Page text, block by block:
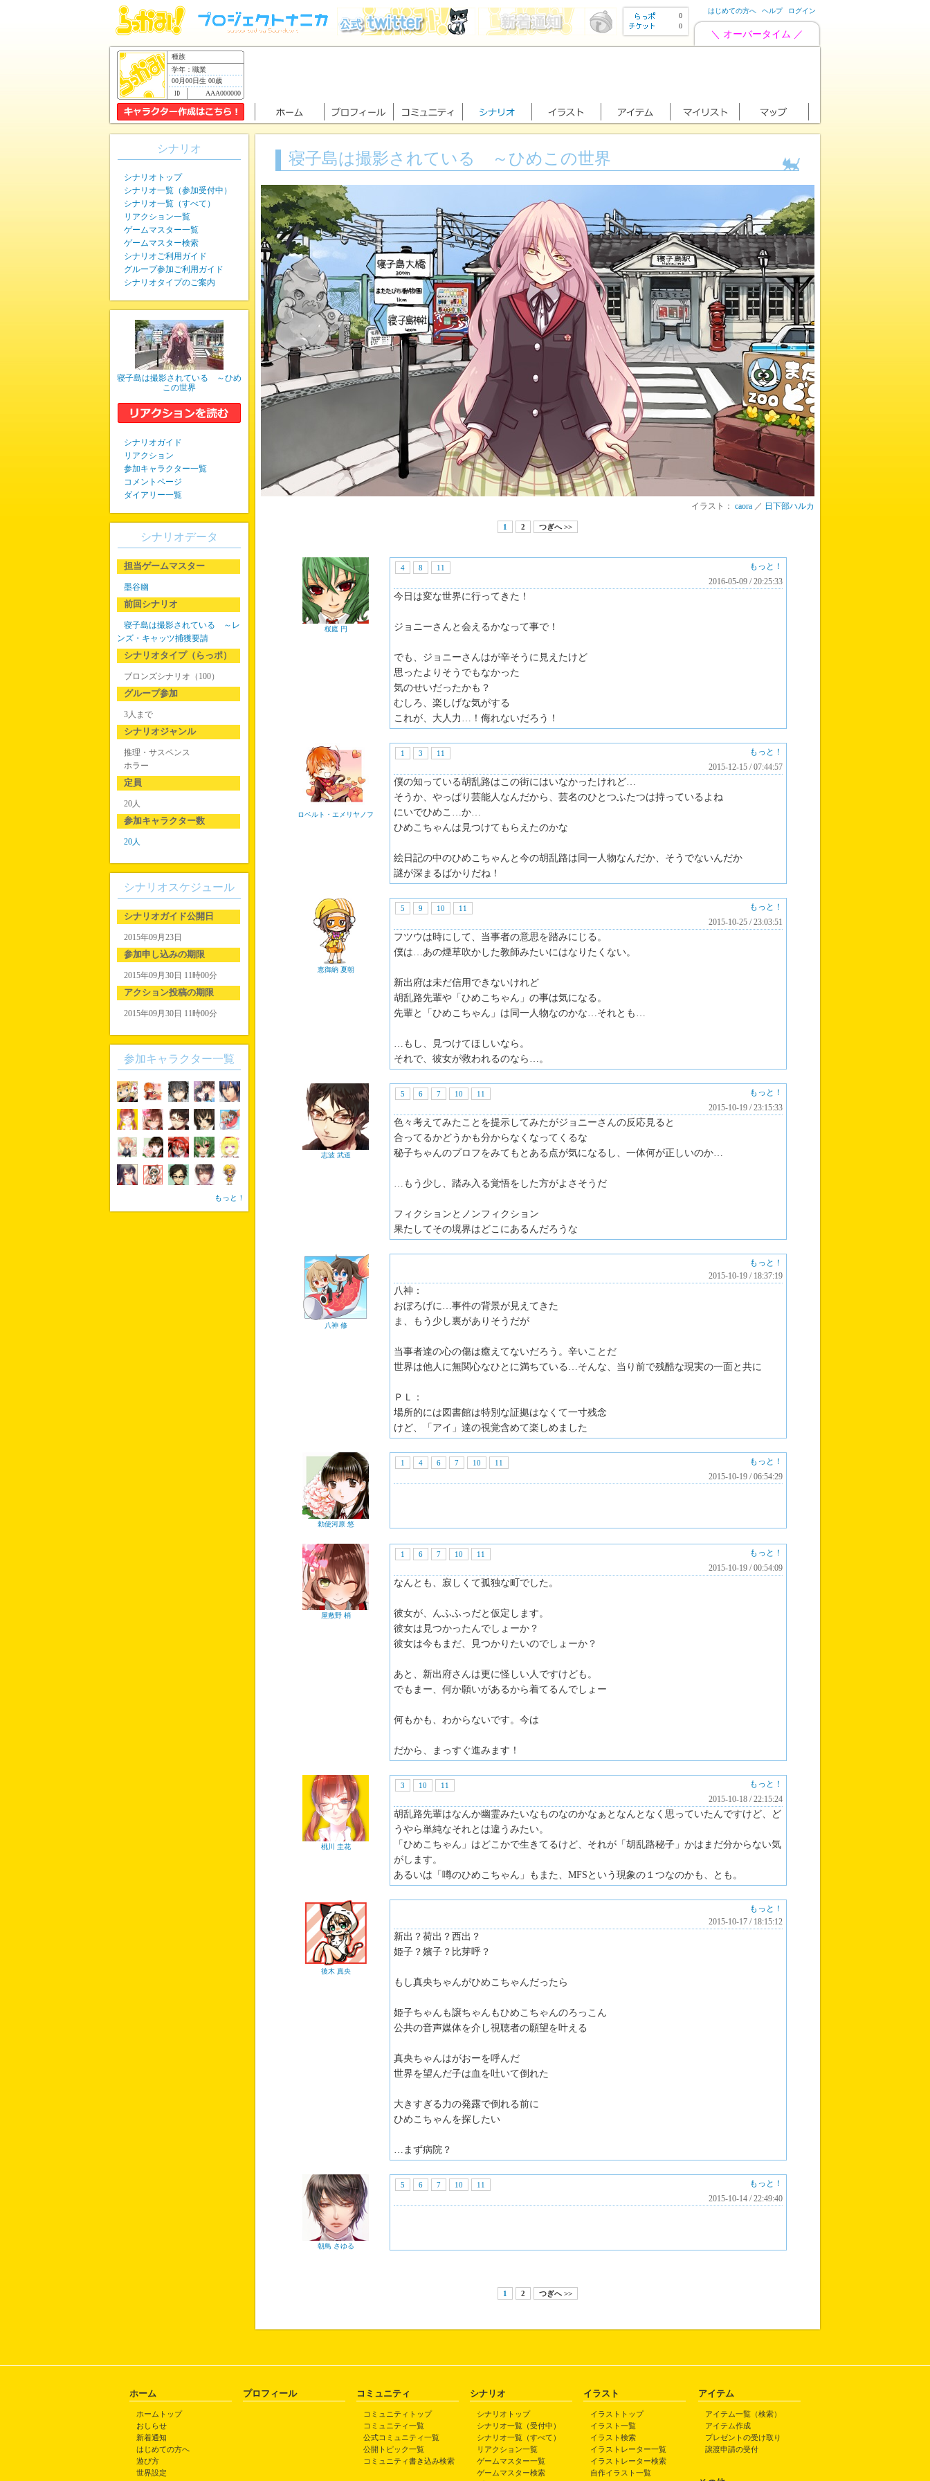
0
0
はじめての方へ ヘルプ ログイン
＼ オーバータイム ／
種族
学年：職業
00月00日生 00歳
AAA000000
寝子島は撮影されている ～ひめこの世界
イラスト： caora ／ 日下部ハルカ
1 2 つぎへ >>
桜庭 円
4 8 11
もっと！
2016-05-09 / 20:25:33
今日は変な世界に行ってきた！
ジョニーさんと会えるかなって事で！
でも、ジョニーさんはが辛そうに見えたけど
思ったよりそうでもなかった
気のせいだったかも？
むしろ、楽しげな気がする
これが、大人力…！侮れないだろう！
ロベルト・エメリヤノフ
1 3 11
もっと！
2015-12-15 / 07:44:57
僕の知っている胡乱路はこの街にはいなかったけれど…
そうか、やっぱり芸能人なんだから、芸名のひとつふたつは持っているよね
にいでひめこ…か…
ひめこちゃんは見つけてもらえたのかな
絵日記の中のひめこちゃんと今の胡乱路は同一人物なんだか、そうでないんだか
謎が深まるばかりだね！
恵御納 夏朝
5 9 10 11
もっと！
2015-10-25 / 23:03:51
フツウは時にして、当事者の意思を踏みにじる。
僕は…あの煙草吹かした教師みたいにはなりたくない。
新出府は未だ信用できないけれど
胡乱路先輩や「ひめこちゃん」の事は気になる。
先輩と「ひめこちゃん」は同一人物なのかな…それとも…
…もし、見つけてほしいなら。
それで、彼女が救われるのなら…。
志波 武道
5 6 7 10 11
もっと！
2015-10-19 / 23:15:33
色々考えてみたことを提示してみたがジョニーさんの反応見ると
合ってるかどうかも分からなくなってくるな
秘子ちゃんのプロフをみてもとある点が気になるし、一体何が正しいのか…
…もう少し、踏み入る覚悟をした方がよさそうだ
フィクションとノンフィクション
果たしてその境界はどこにあるんだろうな
八神 修
もっと！
2015-10-19 / 18:37:19
八神：
おぼろげに…事件の背景が見えてきた
ま、もう少し裏がありそうだが
当事者達の心の傷は癒えてないだろう。辛いことだ
世界は他人に無関心なひとに満ちている…そんな、当り前で残酷な現実の一面と共に
ＰＬ：
場所的には図書館は特別な証拠はなくて一寸残念
けど、「アイ」達の視覚含めて楽しめました
勅使河原 悠
1 4 6 7 10 11
もっと！
2015-10-19 / 06:54:29
屋敷野 梢
1 6 7 10 11
もっと！
2015-10-19 / 00:54:09
なんとも、寂しくて孤独な町でした。
彼女が、んふふっだと仮定します。
彼女は見つかったんでしょーか？
彼女は今もまだ、見つかりたいのでしょーか？
あと、新出府さんは更に怪しい人ですけども。
でもまー、何か願いがあるから着てるんでしょー
何もかも、わからないです。今は
だから、まっすぐ進みます！
桃川 圭花
3 10 11
もっと！
2015-10-18 / 22:15:24
胡乱路先輩はなんか幽霊みたいなものなのかなぁとなんとなく思っていたんですけど、ど
うやら単純なそれとは違うみたい。
「ひめこちゃん」はどこかで生きてるけど、それが「胡乱路秘子」かはまだ分からない気
がします。
あるいは「噂のひめこちゃん」もまた、MFSという現象の１つなのかも、とも。
後木 真央
もっと！
2015-10-17 / 18:15:12
新出？荷出？西出？
姫子？嬪子？比芽呼？
もし真央ちゃんがひめこちゃんだったら
姫子ちゃんも譲ちゃんもひめこちゃんのろっこん
公共の音声媒体を介し視聴者の願望を叶える
真央ちゃんはがおーを呼んだ
世界を望んだ子は血を吐いて倒れた
大きすぎる力の発露で倒れる前に
ひめこちゃんを探したい
…まず病院？
朝鳥 さゆる
5 6 7 10 11
もっと！
2015-10-14 / 22:49:40
1 2 つぎへ >>
シナリオ
シナリオトップ
シナリオ一覧（参加受付中）
シナリオ一覧（すべて）
リアクション一覧
ゲームマスター一覧
ゲームマスター検索
シナリオご利用ガイド
グループ参加ご利用ガイド
シナリオタイプのご案内
寝子島は撮影されている ～ひめ
この世界
シナリオガイド
リアクション
参加キャラクター一覧
コメントページ
ダイアリー一覧
シナリオデータ
担当ゲームマスター
墨谷幽
前回シナリオ
寝子島は撮影されている ～レ
ンズ・キャッツ捕獲要請
シナリオタイプ（らっポ）
ブロンズシナリオ（100）
グループ参加
3人まで
シナリオジャンル
推理・サスペンス
ホラー
定員
20人
参加キャラクター数
20人
シナリオスケジュール
シナリオガイド公開日
2015年09月23日
参加申し込みの期限
2015年09月30日 11時00分
アクション投稿の期限
2015年09月30日 11時00分
参加キャラクター一覧
もっと！
ホーム
ホームトップ
おしらせ
新着通知
はじめての方へ
遊び方
世界設定
プロフィール コミュニティ
コミュニティトップ
コミュニティ一覧
公式コミュニティ一覧
公開トピック一覧
コミュニティ書き込み検索
シナリオ
シナリオトップ
シナリオ一覧（受付中）
シナリオ一覧（すべて）
リアクション一覧
ゲームマスター一覧
ゲームマスター検索
イラスト
イラストトップ
イラスト一覧
イラスト検索
イラストレーター一覧
イラストレーター検索
自作イラスト一覧
アイテム
アイテム一覧（検索）
アイテム作成
プレゼントの受け取り
譲渡申請の受付